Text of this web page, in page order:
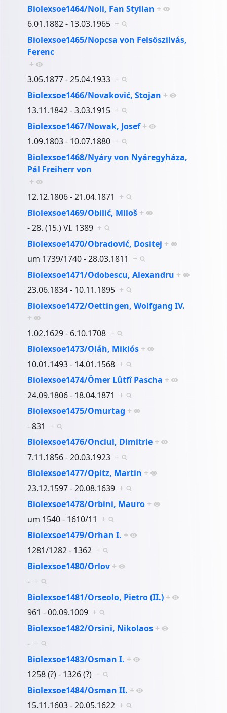
Biolexsoe1464/Noli, Fan Stylian +
6.01.1882 - 13.03.1965 +
Biolexsoe1465/Nopcsa von Felsöszilvás,
Ferenc
+
3.05.1877 - 25.04.1933 +
Biolexsoe1466/Novaković, Stojan +
13.11.1842 - 3.03.1915 +
Biolexsoe1467/Nowak, Josef +
1.09.1803 - 10.07.1880 +
Biolexsoe1468/Nyáry von Nyáregyháza,
Pál Freiherr von
+
12.12.1806 - 21.04.1871 +
Biolexsoe1469/Obilić, Miloš +
- 28. (15.) VI. 1389 +
Biolexsoe1470/Obradović, Dositej +
um 1739/1740 - 28.03.1811 +
Biolexsoe1471/Odobescu, Alexandru +
23.06.1834 - 10.11.1895 +
Biolexsoe1472/Oettingen, Wolfgang IV.
+
1.02.1629 - 6.10.1708 +
Biolexsoe1473/Oláh, Miklós +
10.01.1493 - 14.01.1568 +
Biolexsoe1474/Ömer Lȗtfî Pascha +
24.09.1806 - 18.04.1871 +
Biolexsoe1475/Omurtag +
- 831 +
Biolexsoe1476/Onciul, Dimitrie +
7.11.1856 - 20.03.1923 +
Biolexsoe1477/Opitz, Martin +
23.12.1597 - 20.08.1639 +
Biolexsoe1478/Orbini, Mauro +
um 1540 - 1610/11 +
Biolexsoe1479/Orhan I. +
1281/1282 - 1362 +
Biolexsoe1480/Orlov +
- +
Biolexsoe1481/Orseolo, Pietro (II.) +
961 - 00.09.1009 +
Biolexsoe1482/Orsini, Nikolaos +
- +
Biolexsoe1483/Osman I. +
1258 (?) - 1326 (?) +
Biolexsoe1484/Osman II. +
15.11.1603 - 20.05.1622 +